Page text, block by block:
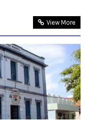
View More